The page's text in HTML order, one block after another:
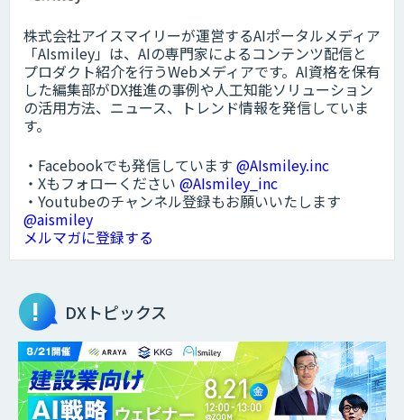
株式会社アイスマイリーが運営するAIポータルメディア
「AIsmiley」は、AIの専門家によるコンテンツ配信と
プロダクト紹介を行うWebメディアです。AI資格を保有
した編集部がDX推進の事例や人工知能ソリューション
の活用方法、ニュース、トレンド情報を発信していま
す。
・Facebookでも発信しています @AIsmiley.inc
・Xもフォローください @AIsmiley_inc
・Youtubeのチャンネル登録もお願いいたします
@aismiley
メルマガに登録する
DXトピックス